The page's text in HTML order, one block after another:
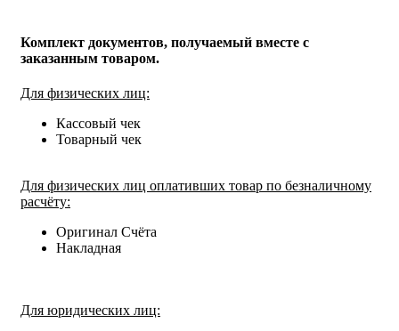
Комплект документов, получаемый вместе с
заказанным товаром.
Для физических лиц:
Кассовый чек
Товарный чек
Для физических лиц оплативших товар по безналичному
расчёту:
Оригинал Счёта
Накладная
Для юридических лиц: